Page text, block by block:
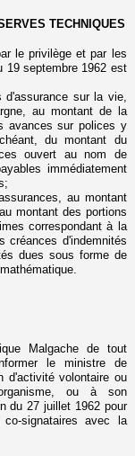
TECHNIQUES
le privilège et par les
19 septembre 1962 est
d'assurance sur la vie,
au montant de la
avances sur polices y
du montant du
ouvert au nom de
immédiatement
au montant
montant des portions
correspondant à la
créances d'indemnités
dues sous forme de
Malgache de tout
le ministre de
d'activité volontaire ou
ou à son
du 27 juillet 1962 pour
signataires avec la